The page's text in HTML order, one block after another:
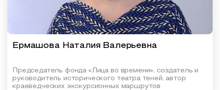
Ермашова Наталия Валерьевна
Председатель фонда «Лица во времени», создатель и
руководитель исторического театра теней, автор
краеведческих экскурсионных маршрутов